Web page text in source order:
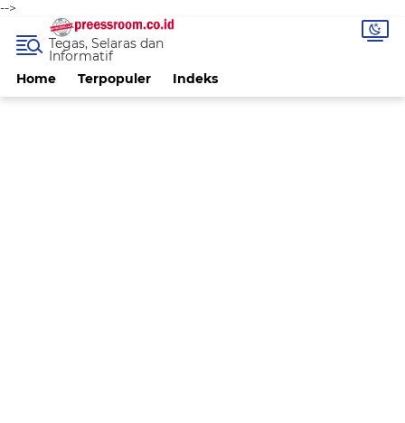
-->
Home Terpopuler Indeks
Tegas, Selaras dan
Informatif